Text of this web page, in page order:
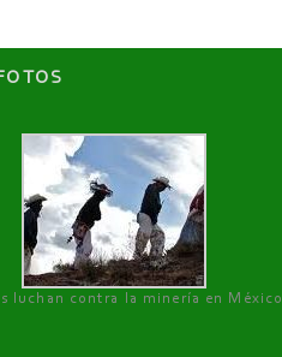
luchan contra la minería en México